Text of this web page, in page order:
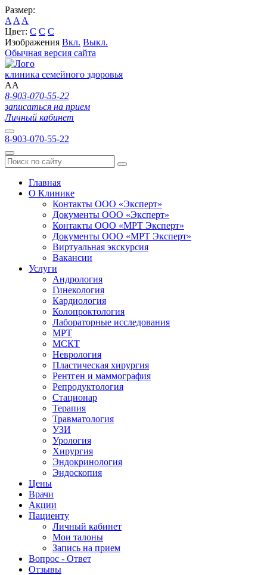
Размер:
A A A
Цвет: C C C
Изображения Вкл. Выкл.
Обычная версия сайта
клиника семейного здоровья
AA
8-903-070-55-22
записаться на прием
Личный кабинет
8-903-070-55-22
Главная
О Клинике
Контакты ООО «Эксперт»
Документы ООО «Эксперт»
Контакты ООО «МРТ Эксперт»
Документы ООО «МРТ Эксперт»
Виртуальная экскурсия
Вакансии
Услуги
Андрология
Гинекология
Кардиология
Колопроктология
Лабораторные исследования
МРТ
МСКТ
Неврология
Пластическая хирургия
Рентген и маммография
Репродуктология
Стационар
Терапия
Травматология
УЗИ
Урология
Хирургия
Эндокринология
Эндоскопия
Цены
Врачи
Акции
Пациенту
Личный кабинет
Мои талоны
Запись на прием
Вопрос - Ответ
Отзывы